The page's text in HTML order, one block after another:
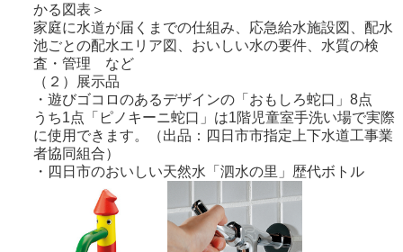
かる図表＞
家庭に水道が届くまでの仕組み、応急給水施設図、配水
池ごとの配水エリア図、おいしい水の要件、水質の検
査・管理 など
（２）展示品
・遊びゴコロのあるデザインの「おもしろ蛇口」8点
うち1点「ピノキーニ蛇口」は1階児童室手洗い場で実際
に使用できます。（出品：四日市市指定上下水道工事業
者協同組合）
・四日市のおいしい天然水「泗水の里」歴代ボトル